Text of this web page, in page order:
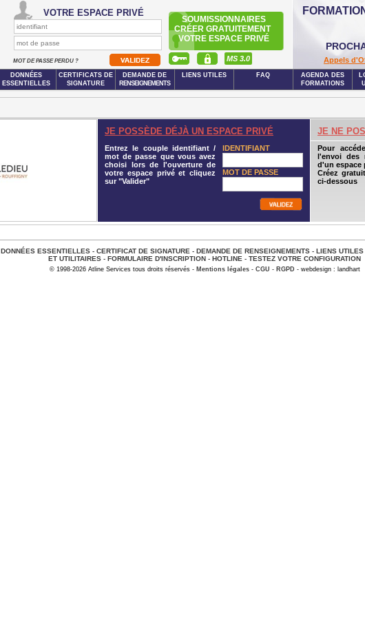
VOTRE ESPACE PRIVÉ
MOT DE PASSE PERDU ? MS 3.0
SOUMISSIONNAIRES
CRÉER GRATUITEMENT
VOTRE ESPACE PRIVÉ
Appels
DONNÉES
ESSENTIELLES
CERTIFICATS DE
SIGNATURE
DEMANDE DE
RENSEIGNEMENTS
LIENS UTILES FAQ
AGENDA DES
FORMATIONS
JE POSSÈDE DÉJÀ UN ESPACE PRIVÉ
Entrez le couple identifiant /
mot de passe que vous avez
choisi lors de l'ouverture de
votre espace privé et cliquez
sur "Valider"
IDENTIFIANT
MOT DE PASSE
JE NE
Pour
l'envoi des
d'un espace
Créez
ci-dessous
DONNÉES ESSENTIELLES- CERTIFICAT DE SIGNATURE - DEMANDE DE RENSEIGNEMENTS- LIENS UTILES
ET UTILITAIRES - FORMULAIRE D'INSCRIPTION - HOTLINE - TESTEZ VOTRE CONFIGURATION
© 1998-2026 Atline Services tous droits réservés - Mentions légales- CGU - RGPD - webdesign : landhart